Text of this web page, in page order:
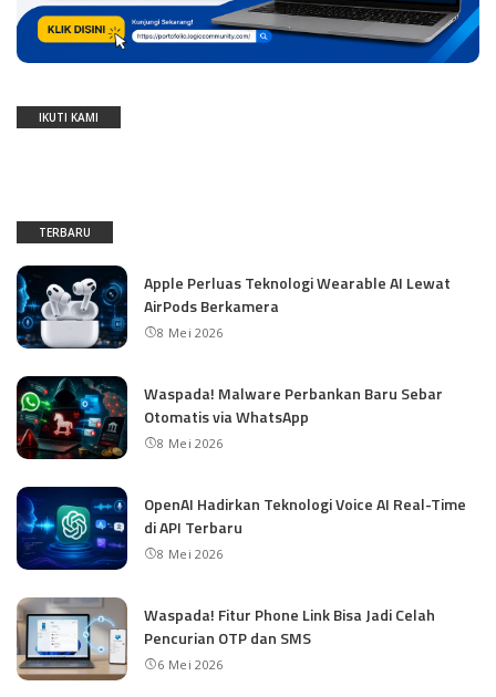
IKUTI KAMI
TERBARU
Apple Perluas Teknologi Wearable AI Lewat
AirPods Berkamera
8 Mei 2026
Waspada! Malware Perbankan Baru Sebar
Otomatis via WhatsApp
8 Mei 2026
OpenAI Hadirkan Teknologi Voice AI Real-Time
di API Terbaru
8 Mei 2026
Waspada! Fitur Phone Link Bisa Jadi Celah
Pencurian OTP dan SMS
6 Mei 2026